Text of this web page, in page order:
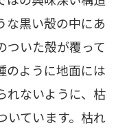
な黒い殻の中にあ
ついた殻が覆って
のように地面には
れないように、枯
いています。枯れ